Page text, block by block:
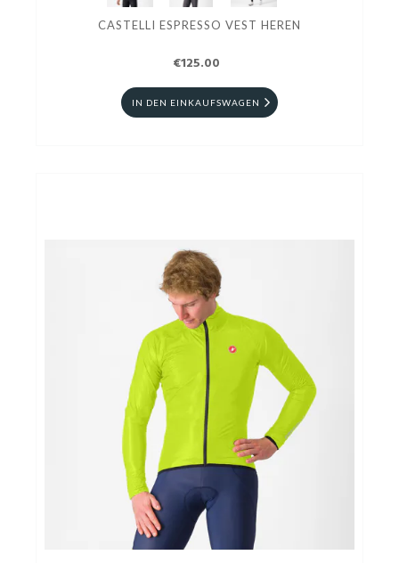
CASTELLI ESPRESSO VEST HEREN
€125.00
IN DEN EINKAUFSWAGEN